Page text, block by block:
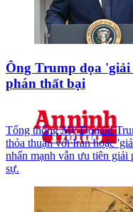
Ông Trump dọa
phán thất bại
Tổng thống Mỹ Donald
thỏa thuận với Iran hoặc
nhấn mạnh vẫn ưu tiên giải
sự.